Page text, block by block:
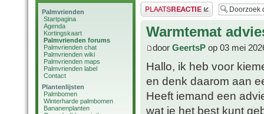
Palmvrienden
Startpagina
Agenda
Kortingskaart
Palmvrienden forums
Palmvrienden chat
Palmvrienden wiki
Palmvrienden maps
Palmvrienden label
Contact
Plantenlijsten
Palmbomen
Winterharde palmbomen
Bananenplanten
Plaats een reactie
Warmtemat
door GeertsP op 03 mei
Hallo, ik heb voor
en denk daarom aan
Heeft iemand een
wat je het best kunt